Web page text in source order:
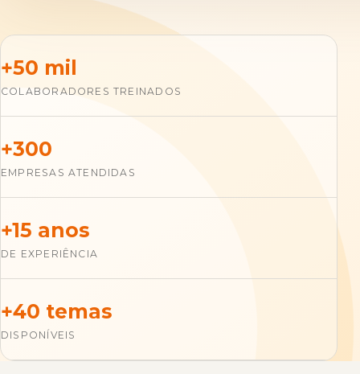
+50 mil
COLABORADORES TREINADOS
+300
EMPRESAS ATENDIDAS
+15 anos
DE EXPERIÊNCIA
+40 temas
DISPONÍVEIS